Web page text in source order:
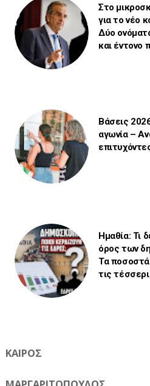
Στο
για το νέο
Δύο
και έντονο
Βάσεις
αγωνία –
Ημαθία: Τι
όρος των
Τα ποσοστά
τις
ΚΑΙΡΟΣ